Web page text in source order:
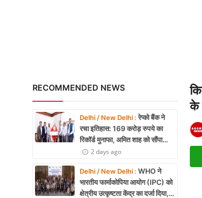
Business
Relationship
Education
Defence & Security
Environment
RECOMMENDED NEWS
Delhi / New Delhi :रेप्को बैंक ने
रचा इतिहास: 169 करोड़ रुपये का
रिकॉर्ड मुनाफा, अमित शाह को सौंपा
22.90 करोड़ का लाभांश
2 days ago
Delhi / New Delhi : WHO ने
भारतीय फार्माकोपिया आयोग (IPC) को
क्षेत्रीय उत्कृष्टता केंद्र का दर्जा दिया,
के